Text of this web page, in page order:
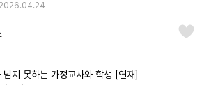
2026.04.24
넘지 못하는 가정교사와 학생 [연재]